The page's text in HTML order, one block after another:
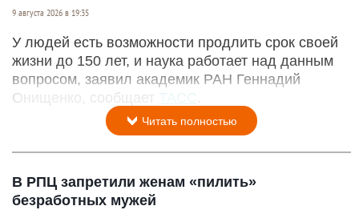
9 августа 2026 в 19:35
У людей есть возможности продлить срок своей
жизни до 150 лет, и наука работает над данным
вопросом, заявил академик РАН Геннадий
Онищенко, сообщает ТАСС
Читать полностью
В РПЦ запретили женам «пилить»
безработных мужей